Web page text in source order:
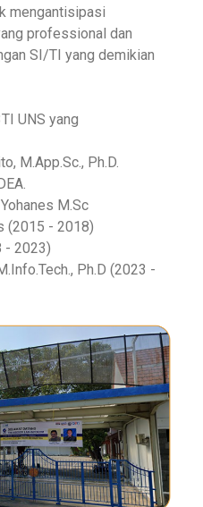
mengantisipasi
professional dan
SI/TI yang demikian
UNS yang
M.App.Sc., Ph.D.
M.Sc
(2015 - 2018)
- 2023)
Ph.D (2023 -